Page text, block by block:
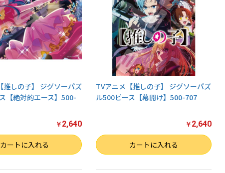
推しの子】 ジグソーパズ
【絶対的エース】500-
￥ 2,640
カートに入れる
TVアニメ【推しの子】 ジグソーパズ
ル500ピース【幕開け】500-707
￥ 2,640
数量 カートに入れる